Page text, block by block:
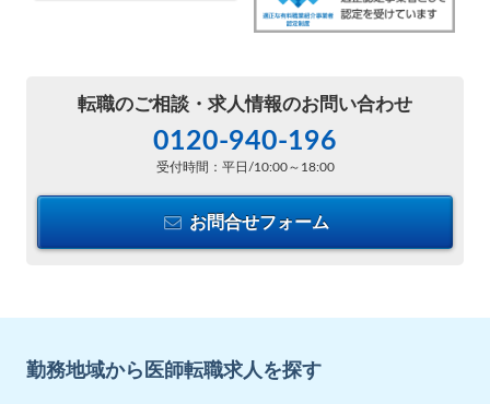
転職のご相談・ 求人情報のお問い合わせ
0120-940-196
受付時間：平日/10:00～18:00
お問合せフォーム
勤務地域から医師転職求人を探す